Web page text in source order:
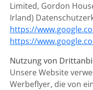
Limited, Gordon
Irland)
https://
https://
Nutzung von
Unsere Website
Werbeflyer, die von